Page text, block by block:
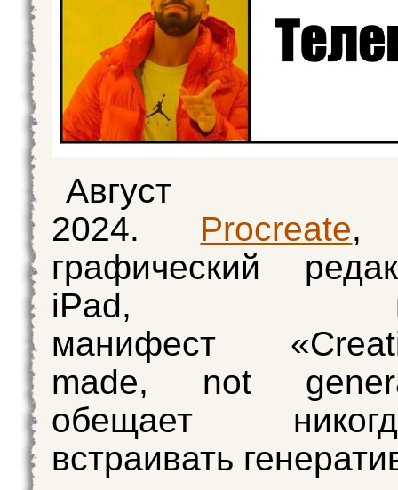
Август
2024. Procreate,
графический
iPad,
манифест
made, not
обещает
встраивать